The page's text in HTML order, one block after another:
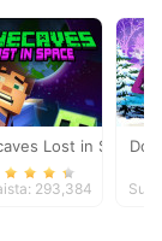
Lost in Space
293,384